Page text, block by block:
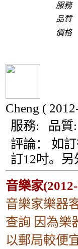
服務
品質
價格
Cheng (
服務: 品質:
評論：
如
訂12吋。另
音樂家
音樂家樂器
查詢 因為樂
以郵局較便